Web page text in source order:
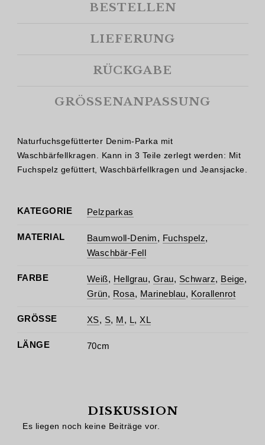
BESTELLEN
LIEFERUNG
RÜCKGABE
GRÖSSENANPASSUNG
Naturfuchsgefütterter Denim-Parka mit
Waschbärfellkragen. Kann in 3 Teile zerlegt werden: Mit
Fuchspelz gefüttert, Waschbärfellkragen und Jeansjacke.
KATEGORIE Pelzparkas
MATERIAL Baumwoll-Denim, Fuchspelz,
Waschbär-Fell
FARBE Weiß, Hellgrau, Grau, Schwarz, Beige,
Grün, Rosa, Marineblau, Korallenrot
GRÖSSE XS, S, M, L, XL
LÄNGE 70cm
DISKUSSION
Es liegen noch keine Beiträge vor.